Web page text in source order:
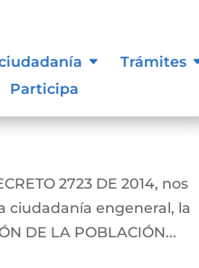
Trámites
Participa
2723 DE 2014, nos
ciudadanía engeneral, la
DE LA POBLACIÓN...